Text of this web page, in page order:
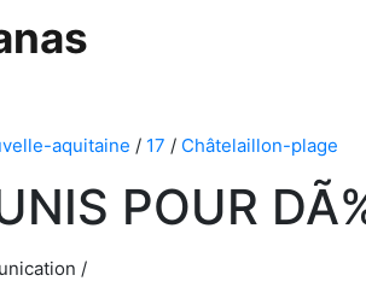
aquitaine / 17 / Châtelaillon-plage
POUR
/